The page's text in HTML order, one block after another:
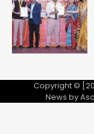
5
Copyright ©
News by